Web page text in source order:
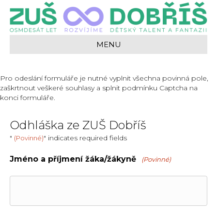
MENU
Pro odeslání formuláře je nutné vyplnit všechna povinná pole,
zaškrtnout veškeré souhlasy a splnit podmínku Captcha na
konci formuláře.
Odhláška ze ZUŠ Dobříš
" (Povinné)" indicates required fields
Jméno a příjmení žáka/žákyně (Povinné)